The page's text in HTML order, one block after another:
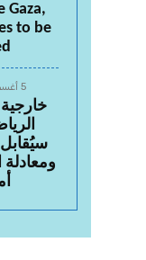
Gaza,
to be
5 أغسطس، 2026